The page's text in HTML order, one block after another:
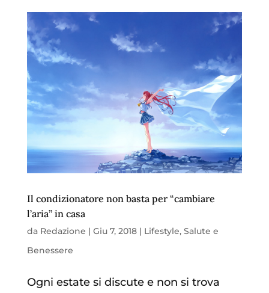
Il condizionatore non basta per “cambiare
l’aria” in casa
da Redazione | Giu 7, 2018| Lifestyle, Salute e
Benessere
Ogni estate si discute e non si trova